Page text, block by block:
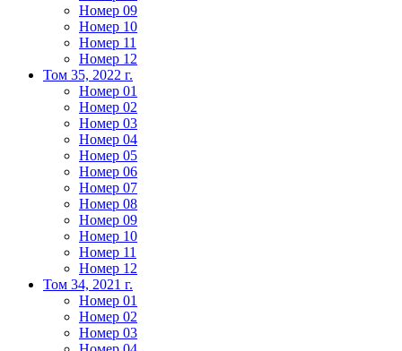
Номер 09
Номер 10
Номер 11
Номер 12
Том 35, 2022 г.
Номер 01
Номер 02
Номер 03
Номер 04
Номер 05
Номер 06
Номер 07
Номер 08
Номер 09
Номер 10
Номер 11
Номер 12
Том 34, 2021 г.
Номер 01
Номер 02
Номер 03